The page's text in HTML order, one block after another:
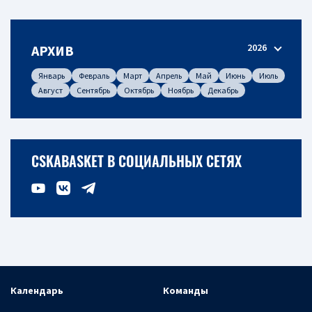
АРХИВ 2026
Январь Февраль Март Апрель Май Июнь
Июль
Август
Сентябрь Октябрь Ноябрь Декабрь
CSKABASKET В СОЦИАЛЬНЫХ СЕТЯХ
Календарь Команды